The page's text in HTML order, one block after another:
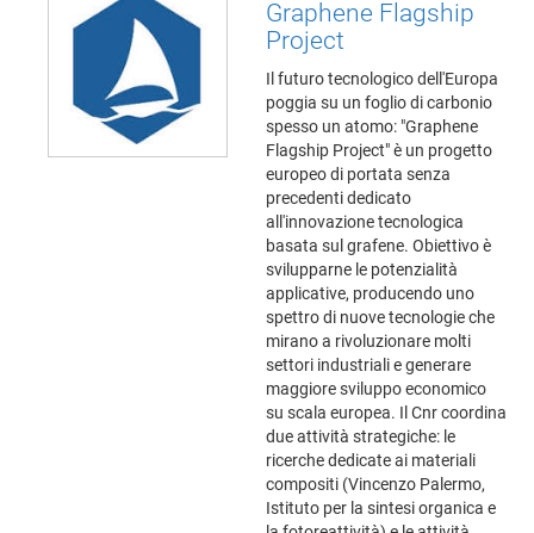
Graphene Flagship
Project
Il futuro tecnologico dell'Europa
poggia su un foglio di carbonio
spesso un atomo: "Graphene
Flagship Project" è un progetto
europeo di portata senza
precedenti dedicato
all'innovazione tecnologica
basata sul grafene. Obiettivo è
svilupparne le potenzialità
applicative, producendo uno
spettro di nuove tecnologie che
mirano a rivoluzionare molti
settori industriali e generare
maggiore sviluppo economico
su scala europea. Il Cnr coordina
due attività strategiche: le
ricerche dedicate ai materiali
compositi (Vincenzo Palermo,
Istituto per la sintesi organica e